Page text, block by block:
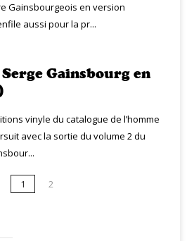
Gainsbourgeois en version
aussi pour la pr...
Gainsbourg en
vinyle du catalogue de l’homme
avec la sortie du volume 2 du
1 2